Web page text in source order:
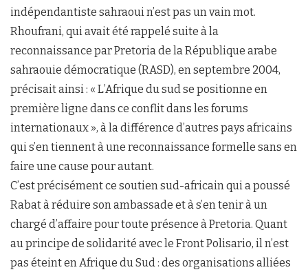
indépendantiste sahraoui n’est pas un vain mot.
Rhoufrani, qui avait été rappelé suite à la
reconnaissance par Pretoria de la République arabe
sahraouie démocratique (RASD), en septembre 2004,
précisait ainsi : « L’Afrique du sud se positionne en
première ligne dans ce conflit dans les forums
internationaux », à la différence d’autres pays africains
qui s’en tiennent à une reconnaissance formelle sans en
faire une cause pour autant.
C’est précisément ce soutien sud-africain qui a poussé
Rabat à réduire son ambassade et à s’en tenir à un
chargé d’affaire pour toute présence à Pretoria. Quant
au principe de solidarité avec le Front Polisario, il n’est
pas éteint en Afrique du Sud : des organisations alliées